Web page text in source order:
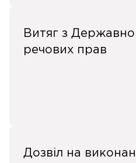
Витяг з
речових прав
Дозвіл на